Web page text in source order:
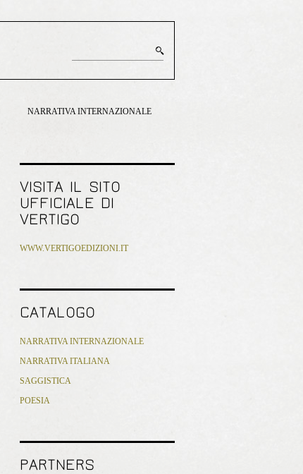
NARRATIVA INTERNAZIONALE
VISITA IL SITO
UFFICIALE DI
VERTIGO
WWW.VERTIGOEDIZIONI.IT
CATALOGO
NARRATIVA INTERNAZIONALE
NARRATIVA ITALIANA
SAGGISTICA
POESIA
PARTNERS